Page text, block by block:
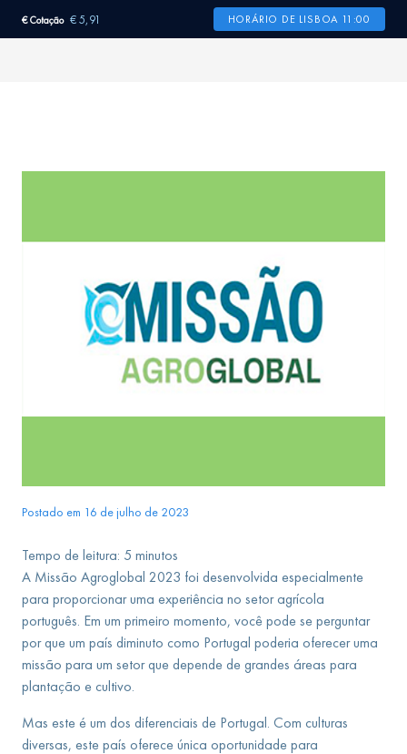
€ Cotação € 5,91 HORÁRIO DE LISBOA 11:00
Postado em 16 de julho de 2023
Tempo de leitura: 5 minutos
A Missão Agroglobal 2023 foi desenvolvida especialmente
para proporcionar uma experiência no setor agrícola
português. Em um primeiro momento, você pode se perguntar
por que um país diminuto como Portugal poderia oferecer uma
missão para um setor que depende de grandes áreas para
plantação e cultivo.
Mas este é um dos diferenciais de Portugal. Com culturas
diversas, este país oferece única oportunidade para